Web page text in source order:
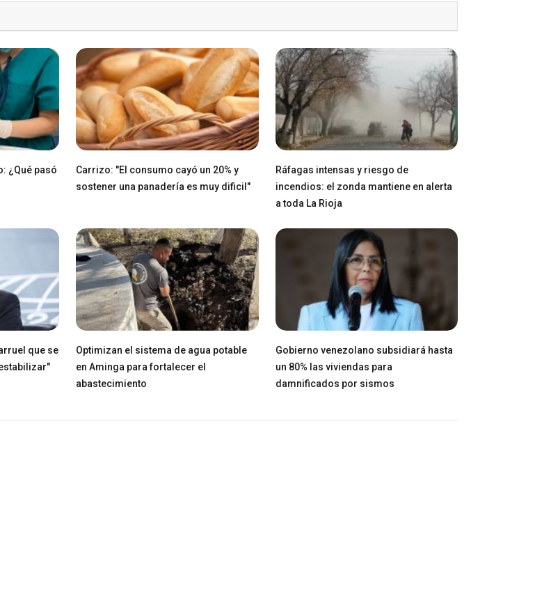
¿Qué pasó
Carrizo: "El consumo cayó un 20% y
sostener una panadería es muy dificil"
Ráfagas intensas y riesgo de
incendios: el zonda mantiene en alerta
a toda La Rioja
que se
Optimizan el sistema de agua potable
en Aminga para fortalecer el
abastecimiento
Gobierno venezolano subsidiará hasta
un 80% las viviendas para
damnificados por sismos